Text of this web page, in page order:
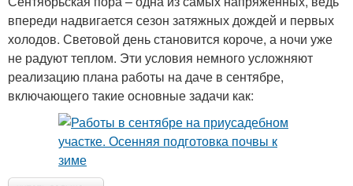
впереди надвигается сезон затяжных дождей и первых
холодов. Световой день становится короче, а ночи уже
не радуют теплом. Эти условия немного усложняют
реализацию плана работы на даче в сентябре,
включающего такие основные задачи как: